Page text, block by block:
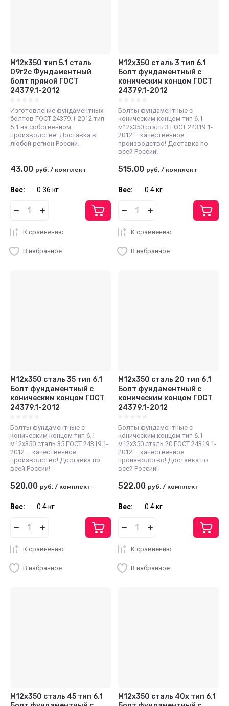
М12x350 тип 5.1 сталь
09г2с Фундаментный
болт прямой ГОСТ
24379.1-2012
Изготовление фундаментных
болтов ГОСТ 24379.1-2012 тип
5.1 на собственном
производстве! Доставка в
любой регион России.
43.00 руб. / комплект
Вес: 0.36 кг
К сравнению
В избранное
М12х350 сталь 3 тип 6.1
Болт фундаментный с
коническим концом ГОСТ
24379.1-2012
Болты фундаментные с
коническим концом тип 6.1
м12х350 сталь 3 ГОСТ 24319.1-
2012 – качественное
производство! Доставка по
всей России!
515.00 руб. / комплект
Вес: 0.4 кг
К сравнению
В избранное
М12х350 сталь 35 тип 6.1
Болт фундаментный с
коническим концом ГОСТ
24379.1-2012
Болты фундаментные с
коническим концом тип 6.1
м12х350 сталь 35 ГОСТ 24319.1-
2012 – качественное
производство! Доставка по
всей России!
520.00 руб. / комплект
Вес: 0.4 кг
К сравнению
В избранное
М12х350 сталь 20 тип 6.1
Болт фундаментный с
коническим концом ГОСТ
24379.1-2012
Болты фундаментные с
коническим концом тип 6.1
м12х350 сталь 20 ГОСТ 24319.1-
2012 – качественное
производство! Доставка по
всей России!
522.00 руб. / комплект
Вес: 0.4 кг
К сравнению
В избранное
М12х350 сталь 45 тип 6.1
М12х350 сталь 40х тип 6.1